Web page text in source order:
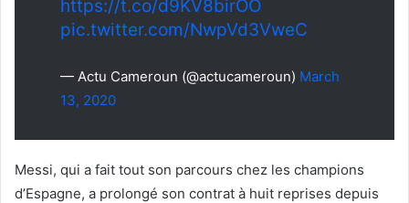
https://t.co/d9KV8birOO
pic.twitter.com/NwpVd3VweC
— Actu Cameroun (@actucameroun) March
13, 2020
Messi, qui a fait tout son parcours chez les champions
d’Espagne, a prolongé son contrat à huit reprises depuis